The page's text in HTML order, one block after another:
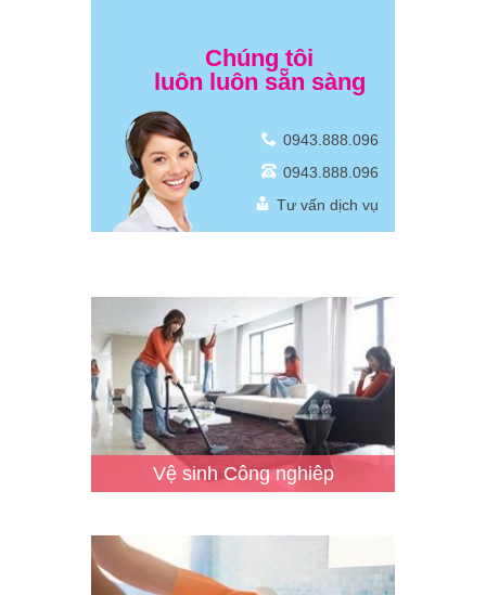
Chúng tôi
luôn luôn sẵn sàng
0943.888.096
0943.888.096
Tư vấn dịch vụ
Vệ sinh Công nghiêp